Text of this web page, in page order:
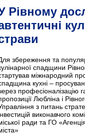
Рівному
збереження та
спадщини
міжнародний
кухні –
професіоналізацію
Любліна і
з питань
виконавчого
ради та ГО